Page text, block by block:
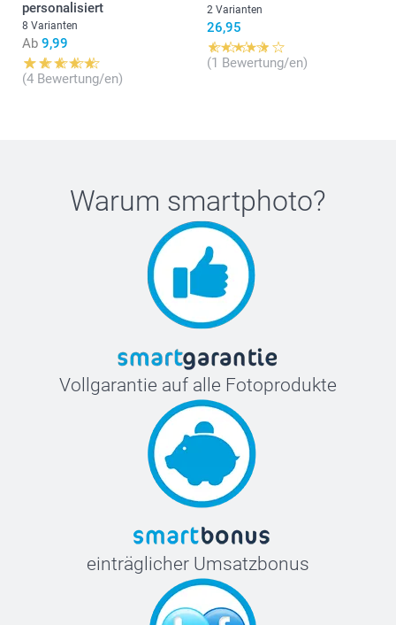
Hier
personalisiert
8 Varianten
Ab 9,99
(4 Bewertung/en)
2 Varianten
26,95
(1 Bewertung/en)
Warum smartphoto?
Vollgarantie auf alle Fotoprodukte
einträglicher Umsatzbonus